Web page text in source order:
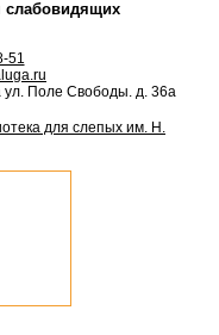
слабовидящих
51
ул. Поле Свободы. д. 36а